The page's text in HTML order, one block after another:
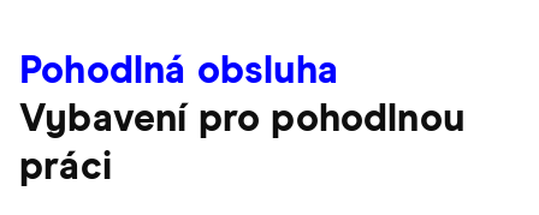
Pohodlná obsluha
Vybavení pro pohodlnou
práci